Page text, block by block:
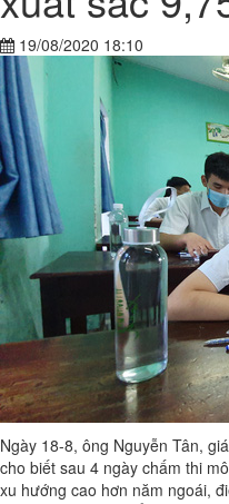
19/08/2020 18:10
Ngày 18-8, ông Nguyễn Tân,
cho biết sau 4 ngày chấm thi
xu hướng cao hơn năm ngoái,